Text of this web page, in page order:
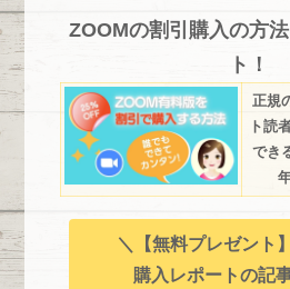
ZOOMの割引購入の方
ト！
正規
ト読
でき
＼【無料プレゼント
購入レポートの記